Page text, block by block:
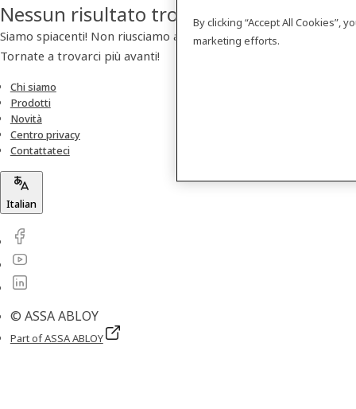
Nessun risultato trovato
Siamo spiacenti! Non riusciamo a trovare nessun prodotto.
Tornate a trovarci più avanti!
Chi siamo
Prodotti
Novità
Centro privacy
Contattateci
Italian
© ASSA ABLOY
Part of ASSA ABLOY
By clicking “Accept All Cookies”,
marketing efforts.